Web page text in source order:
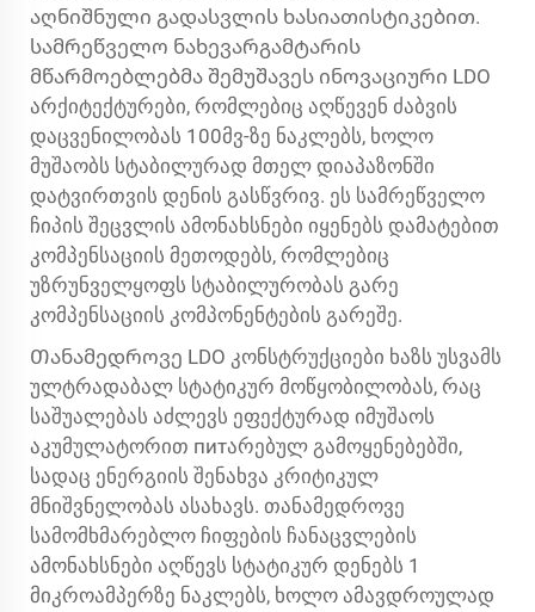
აღნიშნული გადასვლის ხასიათისტიკებით.
სამრეწველო ნახევარგამტარის
მწარმოებლებმა შემუშავეს ინოვაციური LDO
არქიტექტურები, რომლებიც აღწევენ ძაბვის
დაცვენილობას 100მვ-ზე ნაკლებს, ხოლო
მუშაობს სტაბილურად მთელ დიაპაზონში
დატვირთვის დენის გასწვრივ. ეს სამრეწველო
ჩიპის შეცვლის ამონახსნები იყენებს დამატებით
კომპენსაციის მეთოდებს, რომლებიც
უზრუნველყოფს სტაბილურობას გარე
კომპენსაციის კომპონენტების გარეშე.
Თანამედროვე LDO კონსტრუქციები ხაზს უსვამს
ულტრადაბალ სტატიკურ მოწყობილობას, რაც
საშუალებას აძლევს ეფექტურად იმუშაოს
აკუმულატორით питარებულ გამოყენებებში,
სადაც ენერგიის შენახვა კრიტიკულ
მნიშვნელობას ასახავს. თანამედროვე
სამომხმარებლო ჩიფების ჩანაცვლების
ამონახსნები აღწევს სტატიკურ დენებს 1
მიკროამპერზე ნაკლებს, ხოლო ამავდროულად